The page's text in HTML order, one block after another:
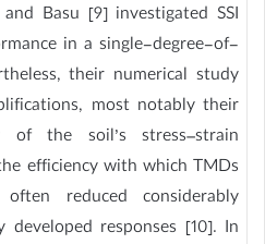
Basu [9] investigated SSI
in a single-degree-of-
their numerical study
most notably their
the soil’s stress–strain
efficiency with which TMDs
reduced considerably
responses [10]. In